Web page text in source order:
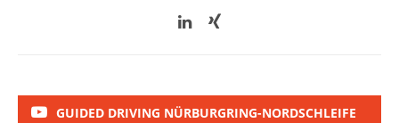
GUIDED DRIVING NÜRBURGRING-NORDSCHLEIFE